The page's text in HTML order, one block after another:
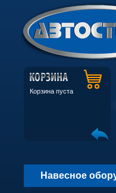
Корзина пуста
Навесное